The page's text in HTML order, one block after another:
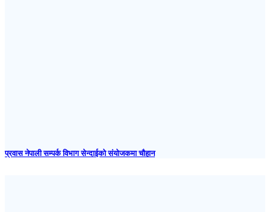
प्रवास नेपाली सम्पर्क विभाग सेन्दाईको संयोजकमा चौहान